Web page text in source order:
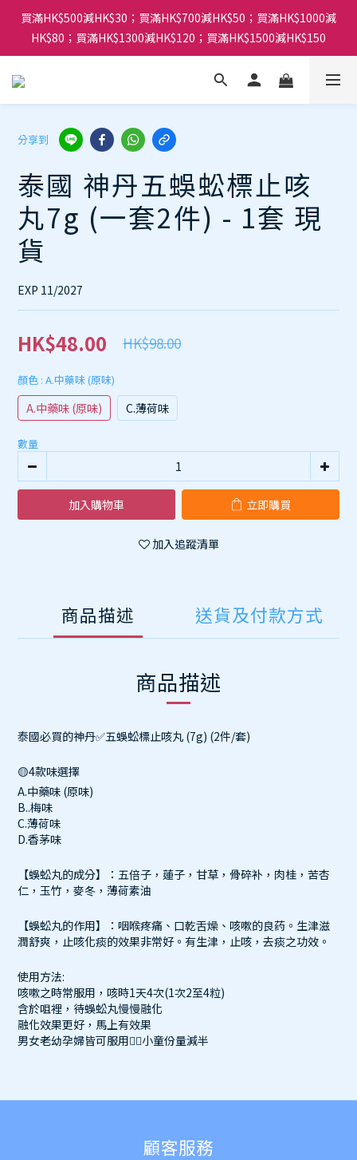
買滿HK$500減HK$30；買滿HK$700減HK$50；買滿HK$1000減
HK$80；買滿HK$1300減HK$120；買滿HK$1500減HK$150
分享到
泰國 神丹五蜈蚣標止咳
丸7g (一套2件) - 1套 現
貨
EXP 11/2027
HK$48.00 HK$98.00
顏色 : A.中藥味 (原味)
A.中藥味 (原味) C.薄荷味
數量
加入購物車 立即購買
加入追蹤清單
商品描述 送貨及付款方式
商品描述
泰國必買的神丹✅五蜈蚣標止咳丸 (7g) (2件/套)
🟡4款味選擇
A.中藥味 (原味)
B..梅味
C.薄荷味
D.香茅味
【蜈蚣丸的成分】：五倍子，蓮子，甘草，骨碎补，肉桂，苦杏
仁，玉竹，麥冬，薄荷素油
【蜈蚣丸的作用】：咽喉疼痛、口乾舌燥、咳嗽的良药。生津滋
潤舒爽，止咳化痰的效果非常好。有生津，止咳，去痰之功效。
使用方法:
咳嗽之時常服用，咳時1天4次(1次2至4粒)
含於咀裡，待蜈蚣丸慢慢融化
融化效果更好，馬上有效果
男女老幼孕婦皆可服用👍🏻小童份量減半
顧客服務